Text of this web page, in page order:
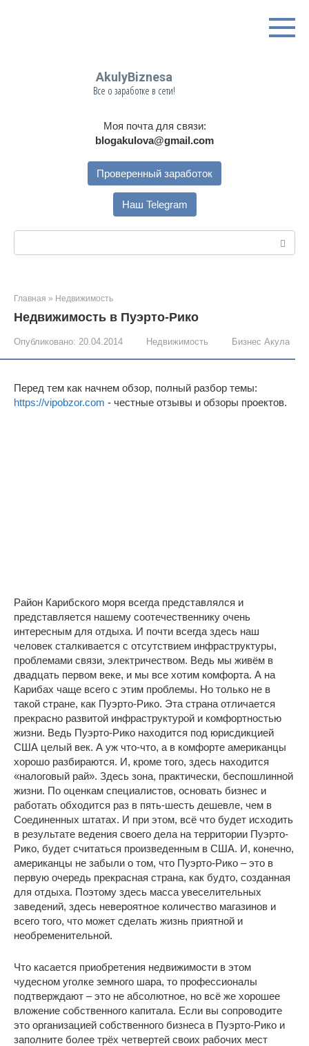
AkulyBiznesa
Все о заработке в сети!
Моя почта для связи:
blogakulova@gmail.com
Проверенный заработок
Наш Telegram
Главная » Недвижимость
Недвижимость в Пуэрто-Рико
Опубликовано: 20.04.2014 Недвижимость Бизнес Акула
Перед тем как начнем обзор, полный разбор темы:
https://vipobzor.com - честные отзывы и обзоры проектов.
Район Карибского моря всегда представлялся и
представляется нашему соотечественнику очень
интересным для отдыха. И почти всегда здесь наш
человек сталкивается с отсутствием инфраструктуры,
проблемами связи, электричеством. Ведь мы живём в
двадцать первом веке, и мы все хотим комфорта. А на
Карибах чаще всего с этим проблемы. Но только не в
такой стране, как Пуэрто-Рико. Эта страна отличается
прекрасно развитой инфраструктурой и комфортностью
жизни. Ведь Пуэрто-Рико находится под юрисдикцией
США целый век. А уж что-что, а в комфорте американцы
хорошо разбираются. И, кроме того, здесь находится
«налоговый рай». Здесь зона, практически, беспошлинной
жизни. По оценкам специалистов, основать бизнес и
работать обходится раз в пять-шесть дешевле, чем в
Соединенных штатах. И при этом, всё что будет исходить
в результате ведения своего дела на территории Пуэрто-
Рико, будет считаться произведенным в США. И, конечно,
американцы не забыли о том, что Пуэрто-Рико – это в
первую очередь прекрасная страна, как будто, созданная
для отдыха. Поэтому здесь масса увеселительных
заведений, здесь невероятное количество магазинов и
всего того, что может сделать жизнь приятной и
необременительной.
Что касается приобретения недвижимости в этом
чудесном уголке земного шара, то профессионалы
подтверждают – это не абсолютное, но всё же хорошее
вложение собственного капитала. Если вы сопроводите
это организацией собственного бизнеса в Пуэрто-Рико и
заполните более трёх четвертей своих рабочих мест